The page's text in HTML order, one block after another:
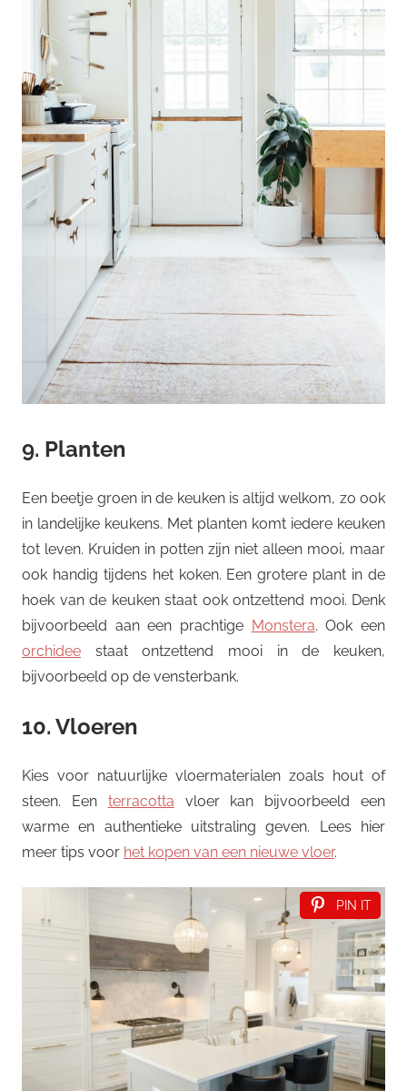
9. Planten
Een beetje groen in de keuken is altijd welkom, zo ook
in landelijke keukens. Met planten komt iedere keuken
tot leven. Kruiden in potten zijn niet alleen mooi, maar
ook handig tijdens het koken. Een grotere plant in de
hoek van de keuken staat ook ontzettend mooi. Denk
bijvoorbeeld aan een prachtige Monstera. Ook een
orchidee staat ontzettend mooi in de keuken,
bijvoorbeeld op de vensterbank.
10. Vloeren
Kies voor natuurlijke vloermaterialen zoals hout of
steen. Een terracotta vloer kan bijvoorbeeld een
warme en authentieke uitstraling geven. Lees hier
meer tips voor het kopen van een nieuwe vloer.
PIN IT